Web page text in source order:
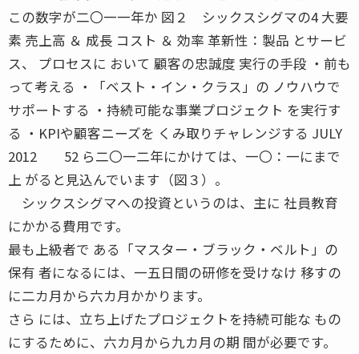
この数字が二〇一一年か 図２ シックスシグマの4 大要
素 売上高 ＆ 成長 コスト ＆ 効率 革新性：製品 とサービ
ス、 プロセスに おいて 顧客の忠誠度 実行の手段 ・前も
って考える ・「ベスト・イン・クラス」の ノウハウで
サポートする ・持続可能な事業プロジェクト を実行す
る ・KPIや顧客ニーズを くみ取りチャレンジする JULY
2012 52 ら二〇一二年にかけては、一〇：一にまで
上 がると見込んでいます（図３）。
シックスシグマへの投資というのは、主に 社員教育
にかかる費用です。
最も上級者で ある「マスター・ブラック・ベルト」の
保有 者になるには、一五日間の研修を受けなけ 移すの
に二カ月から六カ月かかります。
さら には、立ち上げたプロジェクトを持続可能な もの
にするために、六カ月から九カ月の期 間が必要です。